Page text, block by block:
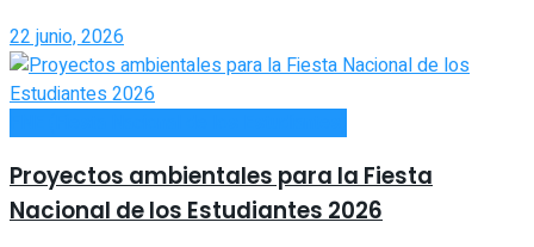
22 junio, 2026
Proyectos ambientales para la Fiesta
Nacional de los Estudiantes 2026